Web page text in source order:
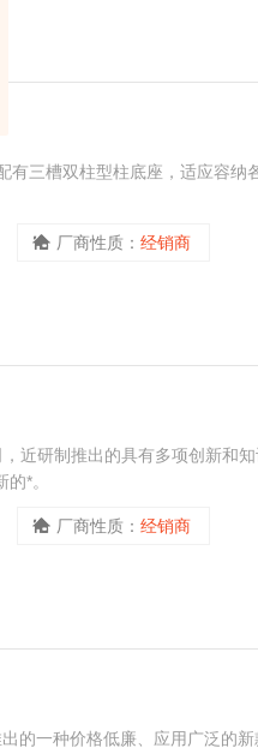
三槽双柱型柱底座，适应容纳
厂商性质： 经销商
近研制推出的具有多项创新和
*。
厂商性质： 经销商
的一种价格低廉、应用广泛的